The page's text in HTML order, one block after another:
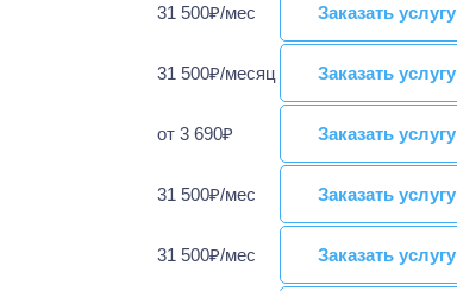
31 500₽/мес Заказать услугу
Заказать услугу
31 500₽/месяц Заказать услугу
Заказать услугу
от 3 690₽ Заказать услугу
Заказать услугу
31 500₽/мес Заказать услугу
Заказать услугу
31 500₽/мес Заказать услугу
Заказать услугу